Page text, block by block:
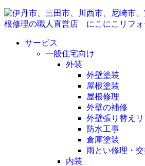
サービス
一般住宅向け
外装
外壁塗装
屋根塗装
屋根修理
外壁の補修
外壁張り替え
防水工事
倉庫塗装
雨とい修理・交
内装